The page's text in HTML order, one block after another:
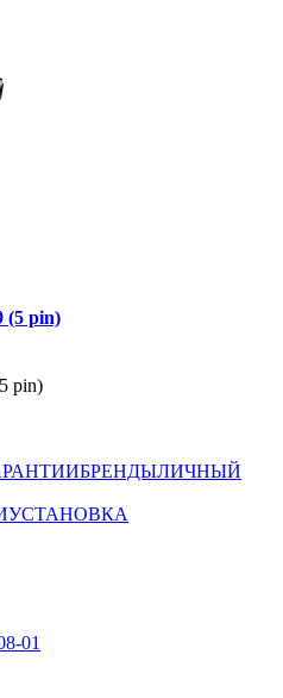
(5 pin)
pin)
БРЕНДЫЛИЧНЫЙ
УСТАНОВКА
01